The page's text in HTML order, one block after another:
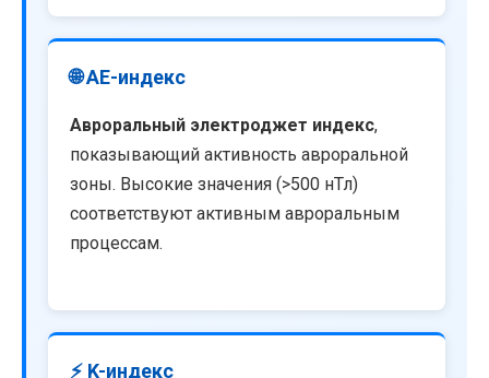
🌐 AE-индекс
Авроральный электроджет индекс,
показывающий активность авроральной
зоны. Высокие значения (>500 нТл)
соответствуют активным авроральным
процессам.
⚡ K-индекс